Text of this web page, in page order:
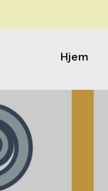
Hjem